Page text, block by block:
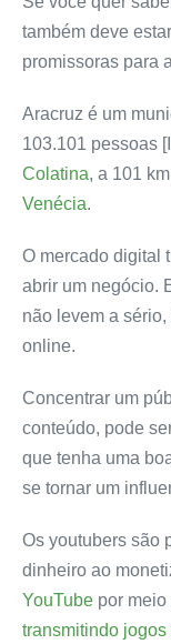
também deve
promissoras para
Aracruz é um
103.101 pessoas
Colatina, a 101
Venécia.
O mercado digital
abrir um negócio.
não levem a
online.
Concentrar um
conteúdo, pode
que tenha uma
se tornar um
Os youtubers são
dinheiro ao
YouTube por
transmitindo